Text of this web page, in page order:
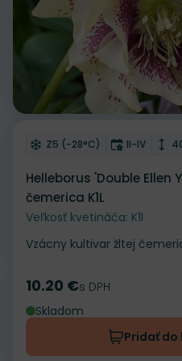
Odober do zoznamu želaní
Mrazuvzdornosť
Z5 (-28°C) Doba
II-IV
Helleborus 'Double Ellen
čemerica K1L
Veľkosť kvetináča: K1l
Vzácny kultivar žltej
Cena
10.20 €s DPH
Skladom
Pridať do